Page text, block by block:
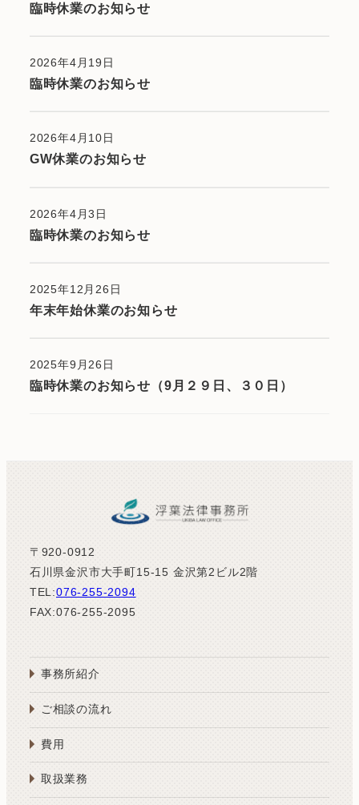
臨時休業のお知らせ
臨時休業のお知らせ
2026年4月19日
GW休業のお知らせ
2026年4月10日
臨時休業のお知らせ
2026年4月3日
年末年始休業のお知らせ
2025年12月26日
臨時休業のお知らせ（9月２９日、３０日）
2025年9月26日
〒920-0912
石川県金沢市大手町15-15 金沢第2ビル2階
TEL:076-255-2094
FAX:076-255-2095
事務所紹介
ご相談の流れ
費用
取扱業務